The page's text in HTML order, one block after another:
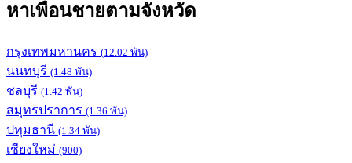
หาเพื่อนชายตามจังหวัด
กรุงเทพมหานคร (12.02 พัน)
นนทบุรี (1.48 พัน)
ชลบุรี (1.42 พัน)
สมุทรปราการ (1.36 พัน)
ปทุมธานี (1.34 พัน)
เชียงใหม่ (900)